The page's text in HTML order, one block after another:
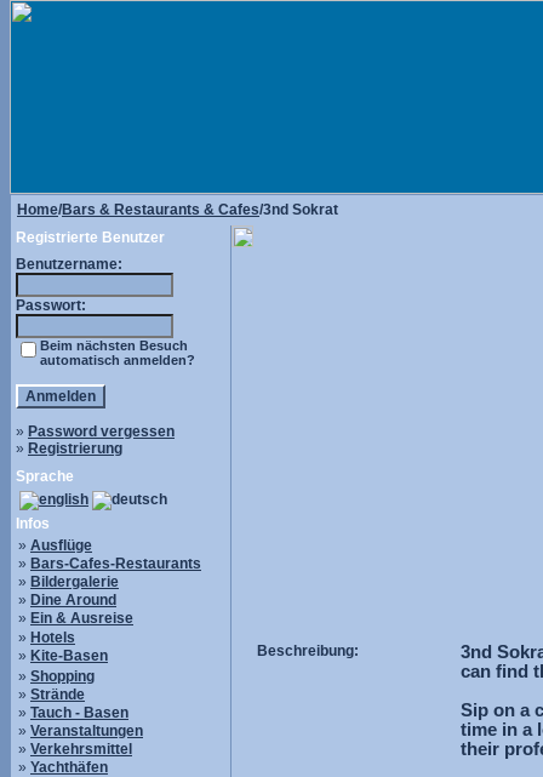
Home/Bars & Restaurants & Cafes/3nd Sokrat
Registrierte Benutzer
Benutzername:
Passwort:
Beim nächsten Besuch
automatisch anmelden?
» Password vergessen
» Registrierung
Sprache
Infos
» Ausflüge
» Bars-Cafes-Restaurants
» Bildergalerie
» Dine Around
» Ein & Ausreise
» Hotels
» Kite-Basen
» Shopping
» Strände
» Tauch - Basen
» Veranstaltungen
» Verkehrsmittel
» Yachthäfen
Beschreibung:
3nd
can find
Sip on a
time in a
their